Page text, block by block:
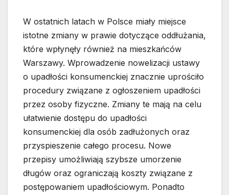
W ostatnich latach w Polsce miały miejsce
istotne zmiany w prawie dotyczące oddłużania,
które wpłynęły również na mieszkańców
Warszawy. Wprowadzenie nowelizacji ustawy
o upadłości konsumenckiej znacznie uprościło
procedury związane z ogłoszeniem upadłości
przez osoby fizyczne. Zmiany te mają na celu
ułatwienie dostępu do upadłości
konsumenckiej dla osób zadłużonych oraz
przyspieszenie całego procesu. Nowe
przepisy umożliwiają szybsze umorzenie
długów oraz ograniczają koszty związane z
postępowaniem upadłościowym. Ponadto